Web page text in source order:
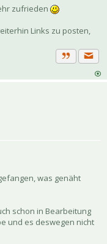
zufrieden
Links zu posten,
Zitat
was genäht
schon in Bearbeitung
und es deswegen nicht